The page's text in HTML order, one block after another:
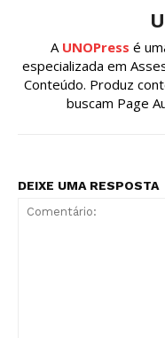
A UNOPress é
especializada em
Conteúdo. Produz
buscam Page
DEIXE UMA RESPOSTA